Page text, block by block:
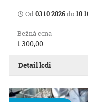
Od03.10.2026do
Bežná cena
1.300,00
Detail lodi